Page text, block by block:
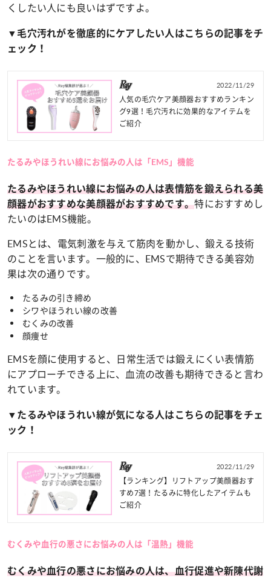
くしたい人にも良いはずですよ。
▼毛穴汚れがを徹底的にケアしたい人はこちらの記事をチ
ェック！
2022/11/29
人気の毛穴ケア美顔器おすすめランキン
グ9選！毛穴汚れに効果的なアイテムを
ご紹介
たるみやほうれい線にお悩みの人は「EMS」機能
たるみやほうれい線にお悩みの人は表情筋を鍛えられる美
顔器がおすすめな美顔器がおすすめです。特におすすめし
たいのはEMS機能。
EMSとは、電気刺激を与えて筋肉を動かし、鍛える技術
のことを言います。一般的に、EMSで期待できる美容効
果は次の通りです。
たるみの引き締め
シワやほうれい線の改善
むくみの改善
顔痩せ
EMSを顔に使用すると、日常生活では鍛えにくい表情筋
にアプローチできる上に、血流の改善も期待できると言わ
れています。
▼たるみやほうれい線が気になる人はこちらの記事をチェ
ック！
2022/11/29
【ランキング】リフトアップ美顔器おす
すめ7選！たるみに特化したアイテムも
ご紹介
むくみや血行の悪さにお悩みの人は「温熱」機能
むくみや血行の悪さにお悩みの人は、血行促進や新陳代謝